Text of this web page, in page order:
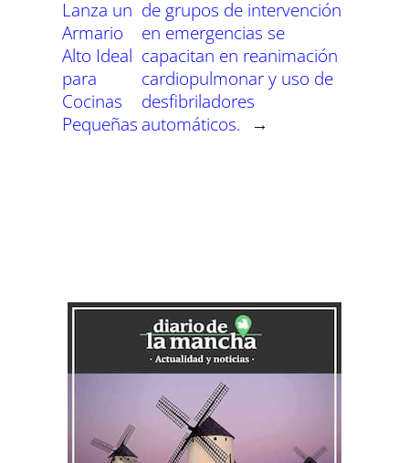
Lanza un
Armario
Alto Ideal
para
Cocinas
Pequeñas
de grupos de intervención
en emergencias se
capacitan en reanimación
cardiopulmonar y uso de
desfibriladores
automáticos.
→